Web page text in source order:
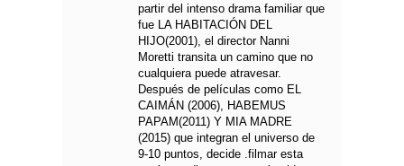
partir del intenso drama familiar que
fue LA HABITACIÓN DEL
HIJO(2001), el director Nanni
Moretti transita un camino que no
cualquiera puede atravesar.
Después de películas como EL
CAIMÁN (2006), HABEMUS
PAPAM(2011) Y MIA MADRE
(2015) que integran el universo de
9-10 puntos, decide .filmar esta